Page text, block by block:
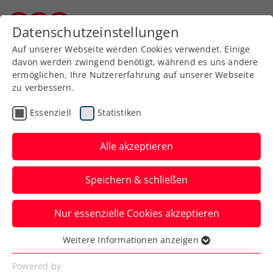
Zurück zur Newsübersicht
Davis Cup
Jürgen Melzer: „Es wäre
einer unserer größten
Erfolge im Davis Cup“
Das KURIER Austria Davis Cup Team kann
mit einem Sieg in Ungarn österreichische
Tennisgeschichte schreiben.
Verfasst von: Manuel Wachta, 10.09.2025
Datenschutzeinstellungen
Auf unserer Webseite werden Cookies verwendet. Einige
davon werden zwingend benötigt, während es uns andere
ermöglichen, Ihre Nutzererfahrung auf unserer Webseite
zu verbessern.
Essenziell Statistiken
Alle akzeptieren
Speichern & schließen
Nur essenzielle Cookies akzeptieren
Essenziell
Essenzielle Cookies werden für grundlegende
Weitere Informationen anzeigen
Powered by